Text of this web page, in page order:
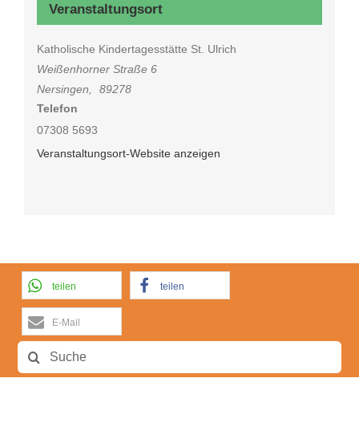
Veranstaltungsort
Katholische Kindertagesstätte St. Ulrich
Weißenhorner Straße 6
Nersingen
89278
Telefon
07308 5693
Veranstaltungsort-Website anzeigen
teilen teilen
E-Mail
Suche
nach: